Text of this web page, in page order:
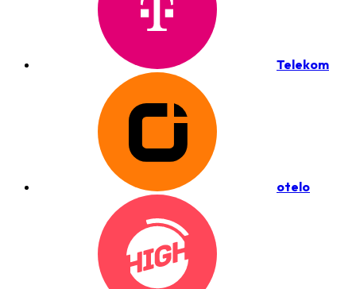
Telekom
otelo